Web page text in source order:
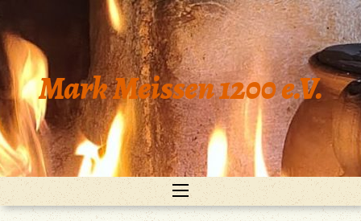
Inhalt
springen
Mark Meissen 1200 e.V.